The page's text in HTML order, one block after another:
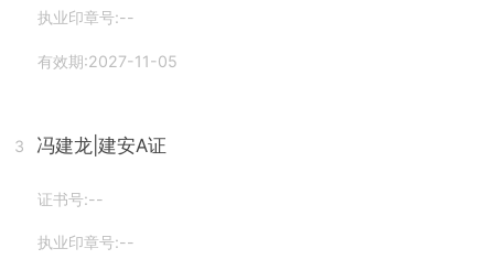
执业印章号:--
有效期:2027-11-05
3 冯建龙 |建安A证
证书号:--
执业印章号:--